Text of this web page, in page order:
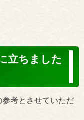
立ちました
考とさせていただ